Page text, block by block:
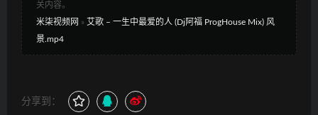
关内容。
米柒视频网 » 艾歌 – 一生中最爱的人 (Dj阿福 ProgHouse Mix) 风
景.mp4
分享到：